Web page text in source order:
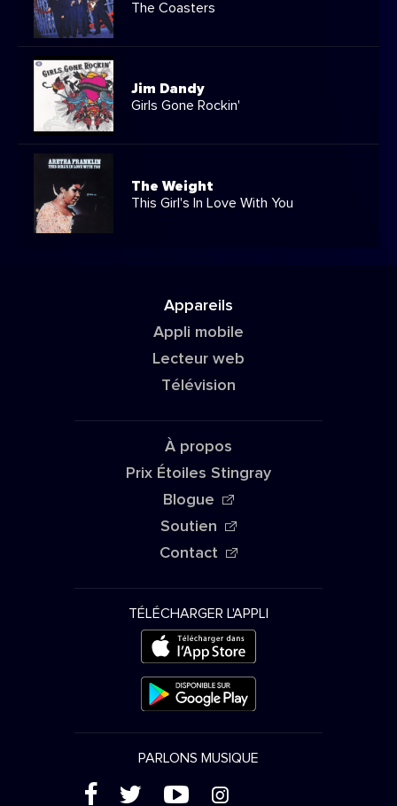
The Coasters
Jim Dandy
Girls Gone Rockin'
The Weight
This Girl's In Love With You
Appareils
Appli mobile
Lecteur web
Télévision
À propos
Prix Étoiles Stingray
Blogue
Soutien
Contact
TÉLÉCHARGER L'APPLI
PARLONS MUSIQUE
( ' + &